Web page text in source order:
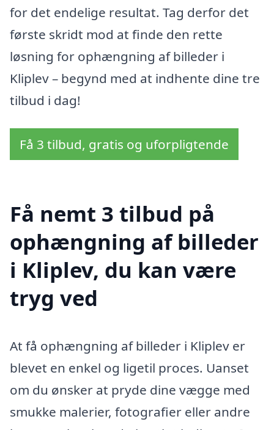
for det endelige resultat. Tag derfor det
første skridt mod at finde den rette
løsning for ophængning af billeder i
Kliplev – begynd med at indhente dine tre
tilbud i dag!
Få 3 tilbud, gratis og uforpligtende
Få nemt 3 tilbud på
ophængning af billeder
i Kliplev, du kan være
tryg ved
At få ophængning af billeder i Kliplev er
blevet en enkel og ligetil proces. Uanset
om du ønsker at pryde dine vægge med
smukke malerier, fotografier eller andre